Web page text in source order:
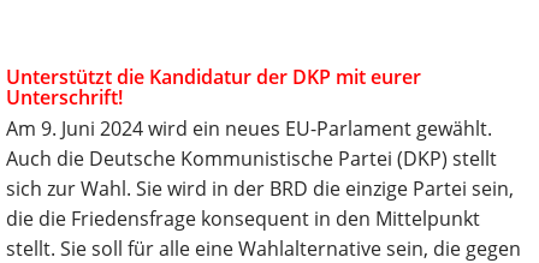
Unterstützt die Kandidatur der DKP mit eurer
Unterschrift!
Am 9. Juni 2024 wird ein neues EU-Parlament gewählt.
Auch die Deutsche Kommunistische Partei (DKP) stellt
sich zur Wahl. Sie wird in der BRD die einzige Partei sein,
die die Friedensfrage konsequent in den Mittelpunkt
stellt. Sie soll für alle eine Wahlalternative sein, die gegen